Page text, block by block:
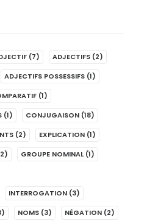
(7) ADJECTIFS (2)
ADJECTIFS POSSESSIFS (1)
(1)
(1) CONJUGAISON (18)
(2) EXPLICATION (1)
GROUPE NOMINAL (1)
INTERROGATION (3)
NOMS (3) NÉGATION (2)